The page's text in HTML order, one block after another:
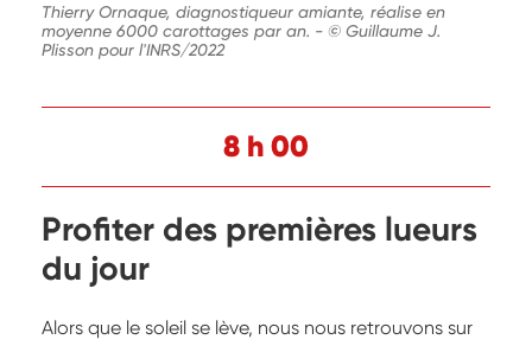
Thierry Ornaque, diagnostiqueur amiante, réalise en
moyenne 6000 carottages par an. - © Guillaume J.
Plisson pour l'INRS/2022
8 h 00
Profiter des premières lueurs
du jour
Alors que le soleil se lève, nous nous retrouvons sur